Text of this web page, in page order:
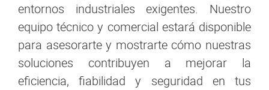
entornos industriales exigentes. Nuestro
equipo técnico y comercial estará disponible
para asesorarte y mostrarte cómo nuestras
soluciones contribuyen a mejorar la
eficiencia, fiabilidad y seguridad en tus